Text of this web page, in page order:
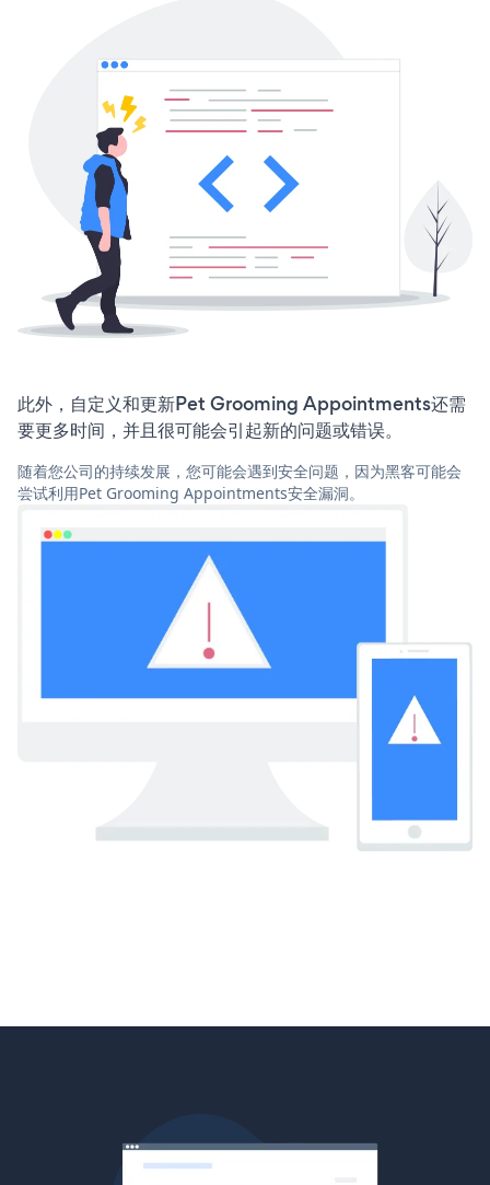
此外，自定义和更新Pet Grooming Appointments还需
要更多时间，并且很可能会引起新的问题或错误。
随着您公司的持续发展，您可能会遇到安全问题，因为黑客可能会
尝试利用Pet Grooming Appointments安全漏洞。